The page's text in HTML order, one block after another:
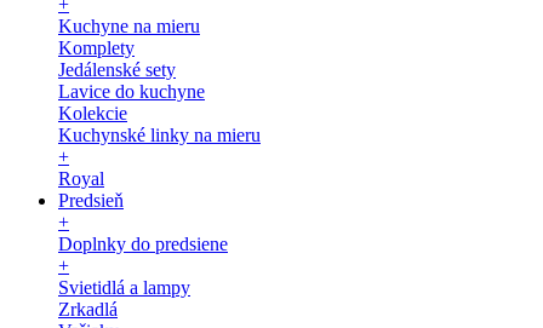
+
Kuchyne na mieru
Komplety
Jedálenské sety
Lavice do kuchyne
Kolekcie
Kuchynské linky na mieru
+
Royal
Predsieň
+
Doplnky do predsiene
+
Svietidlá a lampy
Zrkadlá